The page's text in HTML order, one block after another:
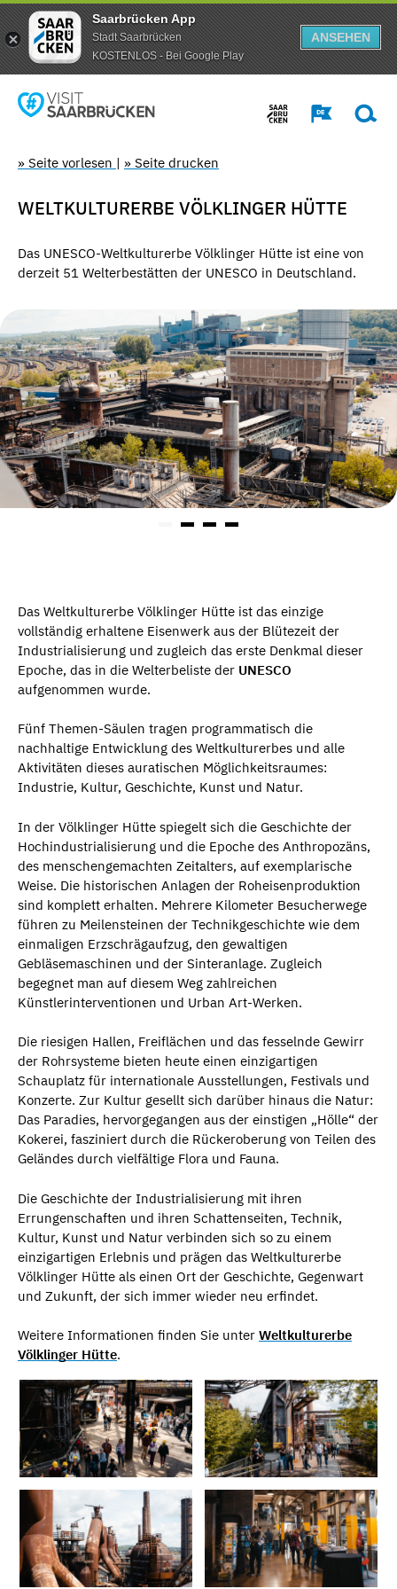
Saarbrücken App
Stadt Saarbrücken
KOSTENLOS - Bei Google Play
ANSEHEN
» Seite vorlesen | » Seite drucken
WELTKULTURERBE VÖLKLINGER HÜTTE
Das UNESCO-Weltkulturerbe Völklinger Hütte ist eine von
derzeit 51 Welterbestätten der UNESCO in Deutschland.
Das Weltkulturerbe Völklinger Hütte ist das einzige
vollständig erhaltene Eisenwerk aus der Blütezeit der
Industrialisierung und zugleich das erste Denkmal dieser
Epoche, das in die Welterbeliste der UNESCO
aufgenommen wurde.
Fünf Themen-Säulen tragen programmatisch die
nachhaltige Entwicklung des Weltkulturerbes und alle
Aktivitäten dieses auratischen Möglichkeitsraumes:
Industrie, Kultur, Geschichte, Kunst und Natur.
In der Völklinger Hütte spiegelt sich die Geschichte der
Hochindustrialisierung und die Epoche des Anthropozäns,
des menschengemachten Zeitalters, auf exemplarische
Weise. Die historischen Anlagen der Roheisenproduktion
sind komplett erhalten. Mehrere Kilometer Besucherwege
führen zu Meilensteinen der Technikgeschichte wie dem
einmaligen Erzschrägaufzug, den gewaltigen
Gebläsemaschinen und der Sinteranlage. Zugleich
begegnet man auf diesem Weg zahlreichen
Künstlerinterventionen und Urban Art-Werken.
Die riesigen Hallen, Freiflächen und das fesselnde Gewirr
der Rohrsysteme bieten heute einen einzigartigen
Schauplatz für internationale Ausstellungen, Festivals und
Konzerte. Zur Kultur gesellt sich darüber hinaus die Natur:
Das Paradies, hervorgegangen aus der einstigen „Hölle“ der
Kokerei, fasziniert durch die Rückeroberung von Teilen des
Geländes durch vielfältige Flora und Fauna.
Die Geschichte der Industrialisierung mit ihren
Errungenschaften und ihren Schattenseiten, Technik,
Kultur, Kunst und Natur verbinden sich so zu einem
einzigartigen Erlebnis und prägen das Weltkulturerbe
Völklinger Hütte als einen Ort der Geschichte, Gegenwart
und Zukunft, der sich immer wieder neu erfindet.
Weitere Informationen finden Sie unter Weltkulturerbe
Völklinger Hütte.